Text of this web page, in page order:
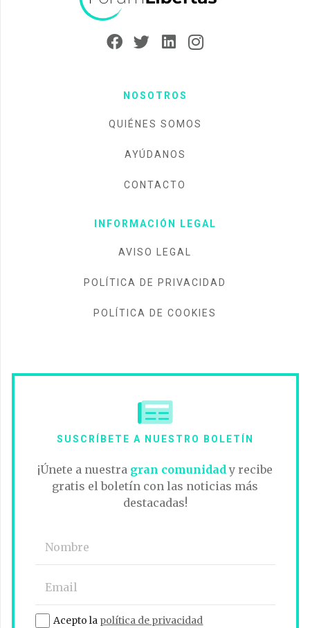
NOSOTROS
QUIÉNES SOMOS
AYÚDANOS
CONTACTO
INFORMACIÓN LEGAL
AVISO LEGAL
POLÍTICA DE PRIVACIDAD
POLÍTICA DE COOKIES
SUSCRÍBETE A NUESTRO BOLETÍN
¡Únete a nuestra gran comunidad y recibe
gratis el boletín con las noticias más
destacadas!
Acepto la política de privacidad